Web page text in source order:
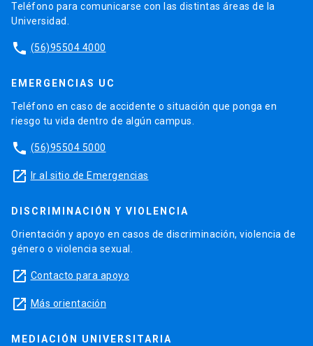
Teléfono para comunicarse con las distintas áreas de la
Universidad.
phone (56)95504 4000
EMERGENCIAS UC
Teléfono en caso de accidente o situación que ponga en
riesgo tu vida dentro de algún campus.
phone (56)95504 5000
launch Ir al sitio de Emergencias
DISCRIMINACIÓN Y VIOLENCIA
Orientación y apoyo en casos de discriminación, violencia de
género o violencia sexual.
launch Contacto para apoyo
launch Más orientación
MEDIACIÓN UNIVERSITARIA